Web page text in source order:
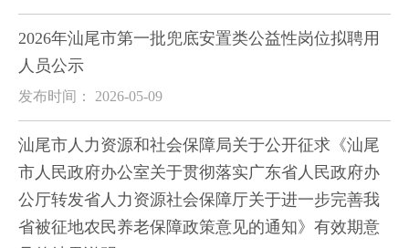
2026年汕尾市第一批兜底安置类公益性岗位拟聘用
人员公示
发布时间： 2026-05-09
汕尾市人力资源和社会保障局关于公开征求《汕尾
市人民政府办公室关于贯彻落实广东省人民政府办
公厅转发省人力资源社会保障厅关于进一步完善我
省被征地农民养老保障政策意见的通知》有效期意